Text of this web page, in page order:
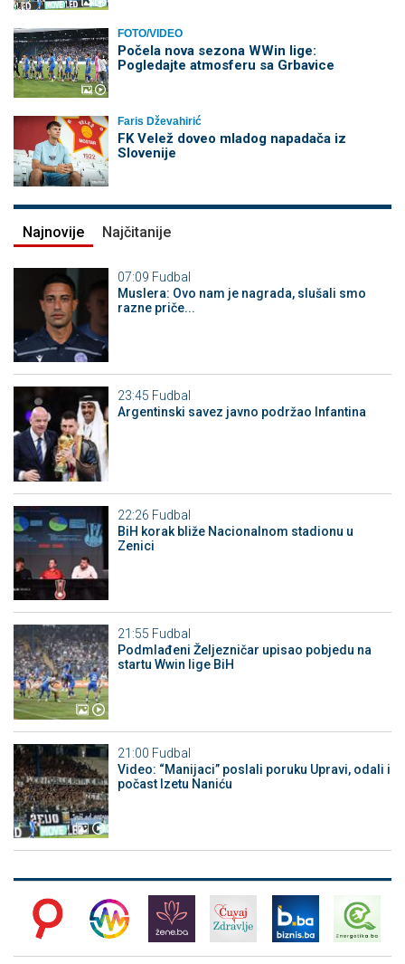
FOTO/VIDEO
Počela nova sezona WWin lige:
Pogledajte atmosferu sa Grbavice
Faris Dževahirić
FK Velež doveo mladog napadača iz
Slovenije
Najnovije Najčitanije
07:09 Fudbal
Muslera: Ovo nam je nagrada, slušali smo
razne priče...
23:45 Fudbal
Argentinski savez javno podržao Infantina
22:26 Fudbal
BiH korak bliže Nacionalnom stadionu u
Zenici
21:55 Fudbal
Podmlađeni Željezničar upisao pobjedu na
startu Wwin lige BiH
21:00 Fudbal
Video: “Manijaci” poslali poruku Upravi, odali i
počast Izetu Naniću